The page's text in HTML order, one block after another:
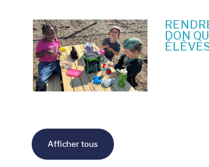
DON
Afficher tous